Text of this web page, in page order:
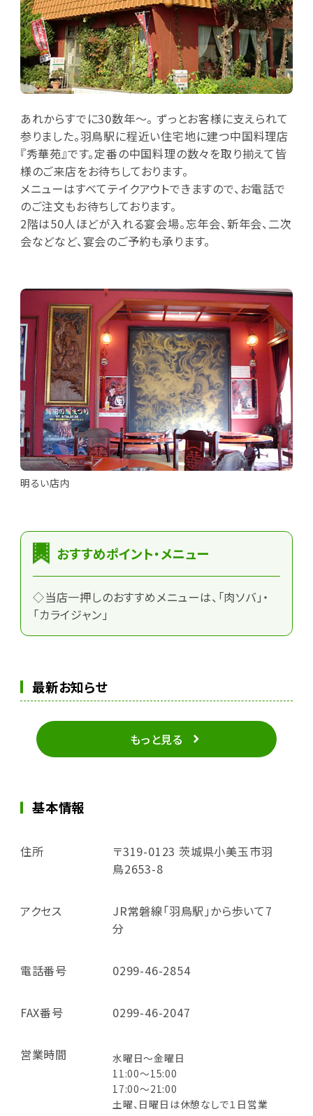
あれからすでに30数年～。 ずっとお客様に支えられて
参りました。羽鳥駅に程近い住宅地に建つ中国料理店
『秀華苑』です。定番の中国料理の数々を取り揃えて皆
様のご来店をお待ちしております。
メニューはすべてテイクアウトできますので、お電話で
のご注文もお待ちしております。
2階は50人ほどが入れる宴会場。忘年会、新年会、二次
会などなど、宴会のご予約も承ります。
明るい店内
おすすめポイント・メニュー
◇当店一押しのおすすめメニューは、「肉ソバ」・
「カライジャン」
最新お知らせ
もっと見る
基本情報
住所
〒319-0123 茨城県小美玉市羽
鳥2653-8
アクセス
JR常磐線「羽鳥駅」から歩いて7
分
電話番号 0299-46-2854
FAX番号 0299-46-2047
営業時間
水曜日～金曜日
11:00～15:00
17:00～21:00
土曜、日曜日は休憩なしで１日営業